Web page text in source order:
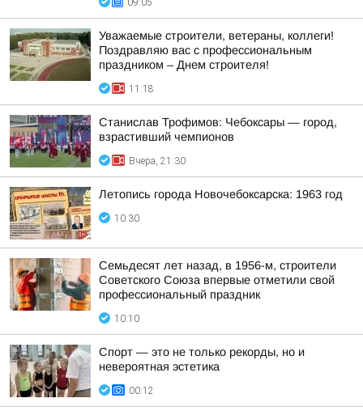
09:05
Уважаемые строители, ветераны, коллеги!
Поздравляю вас с профессиональным
праздником – Днем строителя!
11:18
Станислав Трофимов: Чебоксары — город,
взрастивший чемпионов
Вчера, 21:30
Летопись города Новочебоксарска: 1963 год
10:30
Семьдесят лет назад, в 1956-м, строители
Советского Союза впервые отметили свой
профессиональный праздник
10:10
Спорт — это не только рекорды, но и
невероятная эстетика
00:12